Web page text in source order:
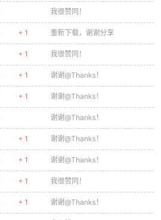
我很赞同！
+ 1 重新下载，谢谢分享
+ 1 我很赞同！
+ 1 谢谢@Thanks！
+ 1 谢谢@Thanks！
谢谢@Thanks！
+ 1 谢谢@Thanks！
+ 1 谢谢@Thanks！
+ 1 我很赞同！
+ 1 谢谢@Thanks！